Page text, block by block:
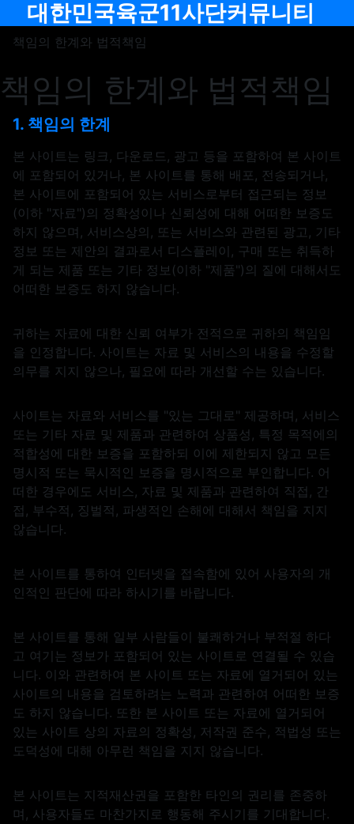
메뉴
대한민국육군11사단커뮤니티
책임의 한계와 법적책임
책임의 한계와 법적책임
책임의 한계와 법적고지 안내
1. 책임의 한계
본 사이트는 링크, 다운로드, 광고 등을 포함하여 본 사이트
에 포함되어 있거나, 본 사이트를 통해 배포, 전송되거나,
본 사이트에 포함되어 있는 서비스로부터 접근되는 정보
(이하 "자료")의 정확성이나 신뢰성에 대해 어떠한 보증도
하지 않으며, 서비스상의, 또는 서비스와 관련된 광고, 기타
정보 또는 제안의 결과로서 디스플레이, 구매 또는 취득하
게 되는 제품 또는 기타 정보(이하 "제품")의 질에 대해서도
어떠한 보증도 하지 않습니다.
귀하는 자료에 대한 신뢰 여부가 전적으로 귀하의 책임임
을 인정합니다. 사이트는 자료 및 서비스의 내용을 수정할
의무를 지지 않으나, 필요에 따라 개선할 수는 있습니다.
사이트는 자료와 서비스를 "있는 그대로" 제공하며, 서비스
또는 기타 자료 및 제품과 관련하여 상품성, 특정 목적에의
적합성에 대한 보증을 포함하되 이에 제한되지 않고 모든
명시적 또는 묵시적인 보증을 명시적으로 부인합니다. 어
떠한 경우에도 서비스, 자료 및 제품과 관련하여 직접, 간
접, 부수적, 징벌적, 파생적인 손해에 대해서 책임을 지지
않습니다.
본 사이트를 통하여 인터넷을 접속함에 있어 사용자의 개
인적인 판단에 따라 하시기를 바랍니다.
본 사이트를 통해 일부 사람들이 불쾌하거나 부적절 하다
고 여기는 정보가 포함되어 있는 사이트로 연결될 수 있습
니다. 이와 관련하여 본 사이트 또는 자료에 열거되어 있는
사이트의 내용을 검토하려는 노력과 관련하여 어떠한 보증
도 하지 않습니다. 또한 본 사이트 또는 자료에 열거되어
있는 사이트 상의 자료의 정확성, 저작권 준수, 적법성 또는
도덕성에 대해 아무런 책임을 지지 않습니다.
본 사이트는 지적재산권을 포함한 타인의 권리를 존중하
며, 사용자들도 마찬가지로 행동해 주시기를 기대합니다.